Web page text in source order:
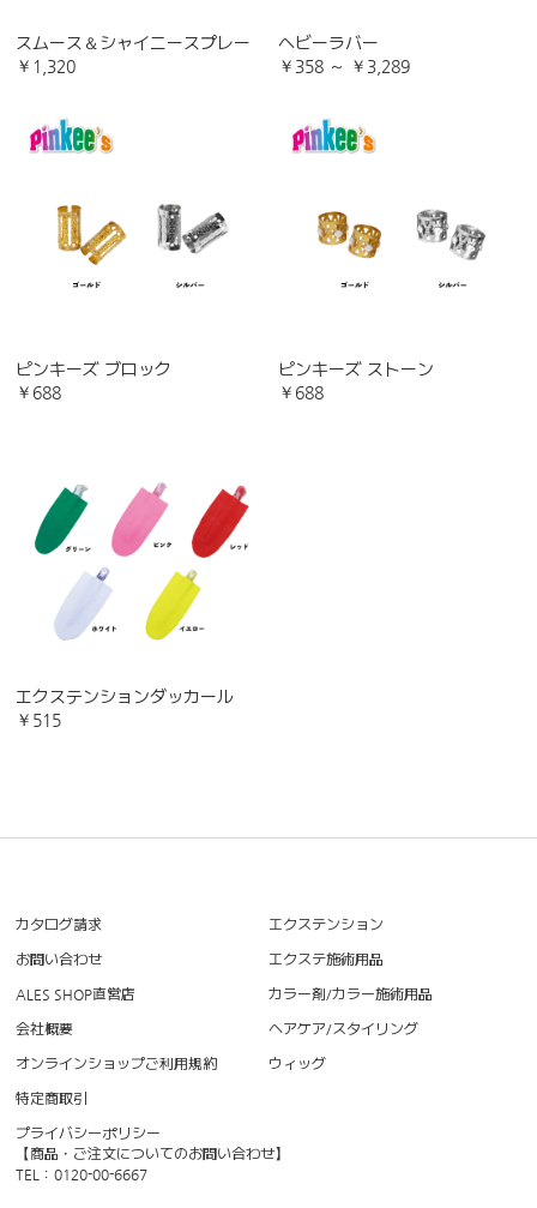
スムース＆シャイニースプレー
￥1,320
ヘビーラバー
￥358 ～ ￥3,289
ピンキーズ ブロック
￥688
ピンキーズ ストーン
￥688
エクステンションダッカール
￥515
カタログ請求
お問い合わせ
ALES SHOP直営店
会社概要
オンラインショップご利用規約
特定商取引
プライバシーポリシー
エクステンション
エクステ施術用品
カラー剤/カラー施術用品
ヘアケア/スタイリング
ウィッグ
【商品・ご注文についてのお問い合わせ】
TEL：0120-00-6667